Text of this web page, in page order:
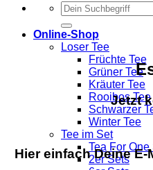
Suchen
nach:
Online-Shop
Loser Tee
Früchte Tee
Grüner Tee
Kräuter Tee
Rooibos Tee
Schwarzer
Winter Tee
Tee im Set
Tea For One
2er Sets
Jetzt
Hier einfach Deine